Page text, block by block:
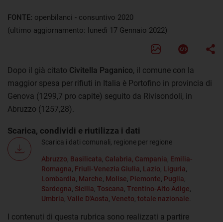
FONTE: openbilanci - consuntivo 2020
(ultimo aggiornamento: lunedì 17 Gennaio 2022)
Dopo il già citato Civitella Paganico, il comune con la
maggior spesa per rifiuti in Italia è Portofino in provincia di
Genova (1299,7 pro capite) seguito da Rivisondoli, in
Abruzzo (1257,28).
Scarica, condividi e riutilizza i dati
Scarica i dati comunali, regione per regione
Abruzzo Basilicata Calabria, Campania Emilia-
Romagna Friuli-Venezia Giulia Lazio Liguria
Lombardia Marche Molise Piemonte Puglia
Sardegna Sicilia Toscana Trentino-Alto Adige
Umbria Valle D'Aosta Veneto totale nazionale
I contenuti di questa rubrica sono realizzati a partire